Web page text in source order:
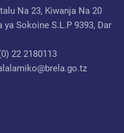
Na 23, Kiwanja Na 20
Sokoine S.L.P 9393, Dar
22 2180113